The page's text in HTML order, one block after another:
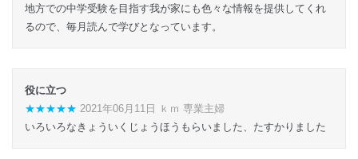
地方での中学受験を目指す我が家にも色々な情報を提供してくれ
るので、毎月読んで学びとなっています。
役に立つ
★★★★★ 2021年06月11日 ｋｍ 専業主婦
いろいろなきょういくじょうほうもらいました、たすかりました